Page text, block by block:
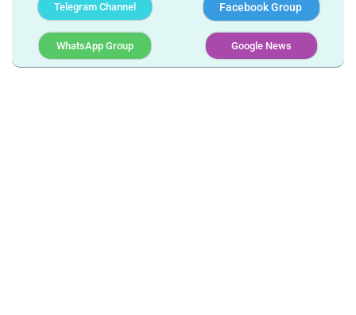
Telegram Channel Facebook Group
WhatsApp Group Google News